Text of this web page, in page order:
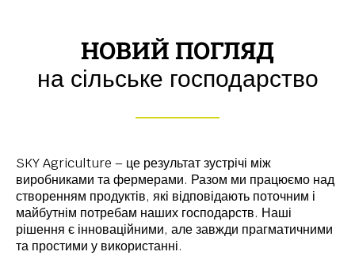
НОВИЙ ПОГЛЯД
на сільське господарство
SKY Agriculture – це результат зустрічі між
виробниками та фермерами. Разом ми працюємо над
створенням продуктів, які відповідають поточним і
майбутнім потребам наших господарств. Наші
рішення є інноваційними, але завжди прагматичними
та простими у використанні.